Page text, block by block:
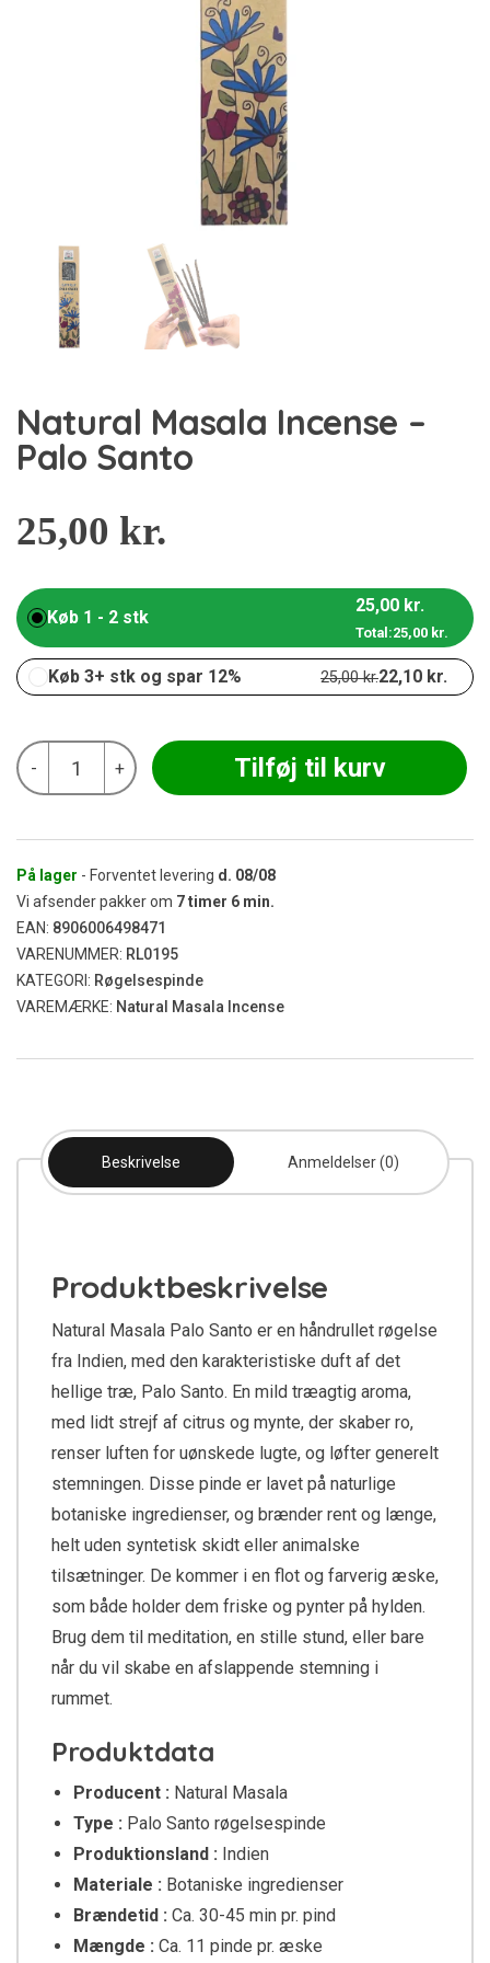
Natural Masala Incense –
Palo Santo
25,00 kr.
Køb 1 - 2 stk
25,00 kr.
Total:25,00 kr.
Køb 3+ stk og spar 12% 25,00kr.22,10 kr.
-
Natural
Masala
Incense
antal
+ Tilføj til kurv
På lager - Forventet levering d. 08/08
Vi afsender pakker om 7timer 6 min.
EAN: 8906006498471
VARENUMMER: RL0195
KATEGORI: Røgelsespinde
VAREMÆRKE: Natural Masala Incense
Beskrivelse Anmeldelser (0)
Produktbeskrivelse
Natural Masala Palo Santo er en håndrullet røgelse
fra Indien, med den karakteristiske duft af det
hellige træ, Palo Santo. En mild træagtig aroma,
med lidt strejf af citrus og mynte, der skaber ro,
renser luften for uønskede lugte, og løfter generelt
stemningen. Disse pinde er lavet på naturlige
botaniske ingredienser, og brænder rent og længe,
helt uden syntetisk skidt eller animalske
tilsætninger. De kommer i en flot og farverig æske,
som både holder dem friske og pynter på hylden.
Brug dem til meditation, en stille stund, eller bare
når du vil skabe en afslappende stemning i
rummet.
Produktdata
Producent : Natural Masala
Type : Palo Santo røgelsespinde
Produktionsland : Indien
Materiale : Botaniske ingredienser
Brændetid : Ca. 30-45 min pr. pind
Mængde : Ca. 11 pinde pr. æske